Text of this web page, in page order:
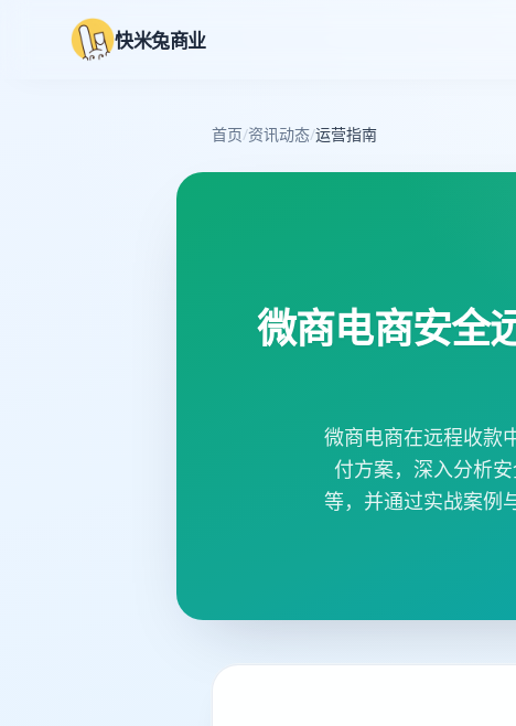
快米兔商业
首页/资讯动态/运营指南
微商电商安全
微商电商在远程收款
付方案，深入分析
等，并通过实战案例